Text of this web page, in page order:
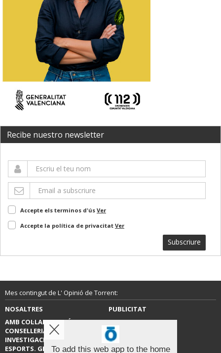
Recibe nuestro newsletter
Accepte els terminos d'ús Ver
Accepte la política de privacitat Ver
Subscriure
Mes contingut de L' Opinió de Torrent:
NOSALTRES
PUBLICITAT
AMB COL·LABORACIÓ DE LA
CONSELLERIA D’EDUCACIÓ,
INVESTIGACIÓ, CULTURA I
ESPORTS. GENERALITAT
CONTACTE
To add this web app to the home